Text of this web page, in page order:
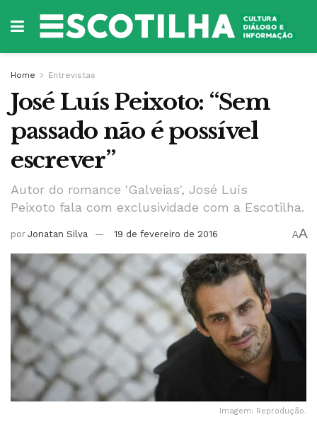
Home Entrevistas
José Luís Peixoto: “Sem
passado não é possível
escrever”
Autor do romance 'Galveias', José Luís
Peixoto fala com exclusividade com a Escotilha.
por Jonatan Silva 19 de fevereiro de 2016 AA
Imagem: Reprodução.